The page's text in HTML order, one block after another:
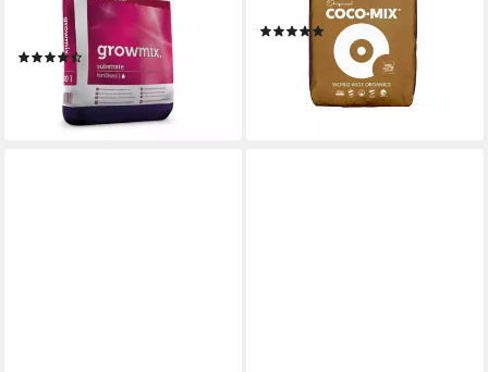
Mineralisch vorgedüngt, 50
(4)
19,90 €
(0,40 €/ 1 l)
lieferbar - in 3-4 Werktagen bei dir
Pflanzsubstrat, 50 Liter
(3)
lieferbar - in 2-3 Werktagen bei dir